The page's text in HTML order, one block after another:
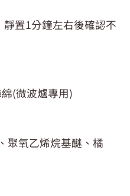
置1分鐘左右後確認不
(微波爐專用)
聚氧乙烯烷基醚、橘